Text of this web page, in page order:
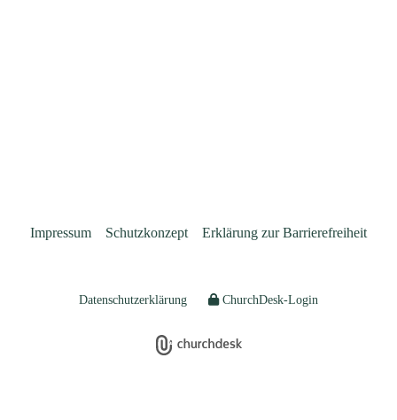
Impressum Schutzkonzept Erklärung zur Barrierefreiheit
Datenschutzerklärung ChurchDesk-Login